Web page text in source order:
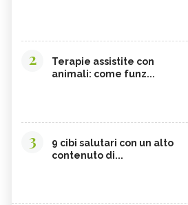
2
Terapie assistite con
animali: come funz...
3
9 cibi salutari con un alto
contenuto di...